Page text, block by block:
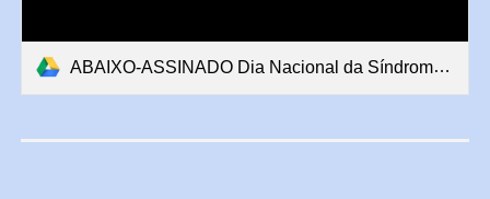
ABAIXO-ASSINADO Dia Nacional da Síndrome de Angelman.pdf